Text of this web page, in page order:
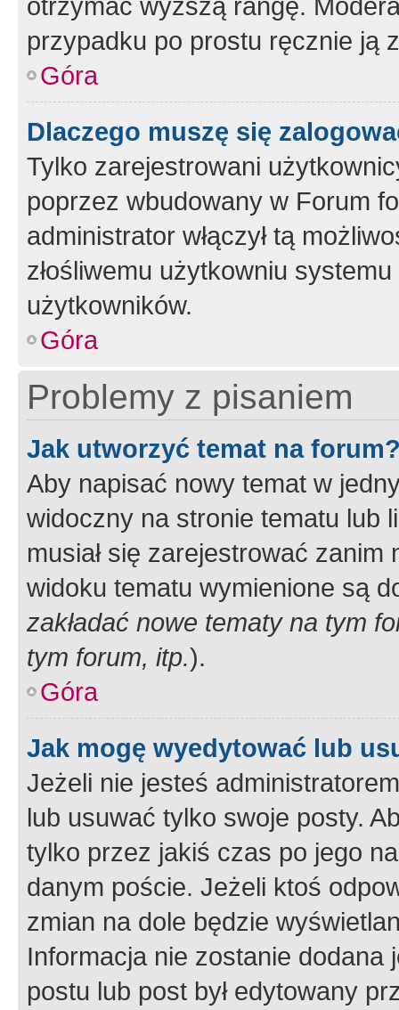
przypadku po prostu ręcznie ją
Góra
Dlaczego muszę się
Tylko zarejestrowani
poprzez wbudowany w Forum
administrator włączył tą
złośliwemu użytkowniu
użytkowników.
Góra
Problemy z pisaniem
Jak utworzyć temat na
Aby napisać nowy temat w
widoczny na stronie tematu lub
musiał się zarejestrować
widoku tematu wymienione są
zakładać nowe tematy na tym
tym forum, itp.).
Góra
Jak mogę wyedytować lub
Jeżeli nie jesteś
lub usuwać tylko swoje posty.
tylko przez jakiś czas po jego
danym poście. Jeżeli ktoś
zmian na dole będzie
Informacja nie zostanie dodana
postu lub post był edytowany